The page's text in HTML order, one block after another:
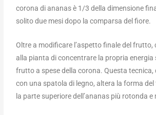
corona di ananas è 1/3 della dimensione
solito due mesi dopo la comparsa del fiore.
Oltre a modificare l’aspetto finale del frutto,
alla pianta di concentrare la propria energia
frutto a spese della corona. Questa tecnica,
con una spatola di legno, altera la forma
la parte superiore dell’ananas più rotonda e